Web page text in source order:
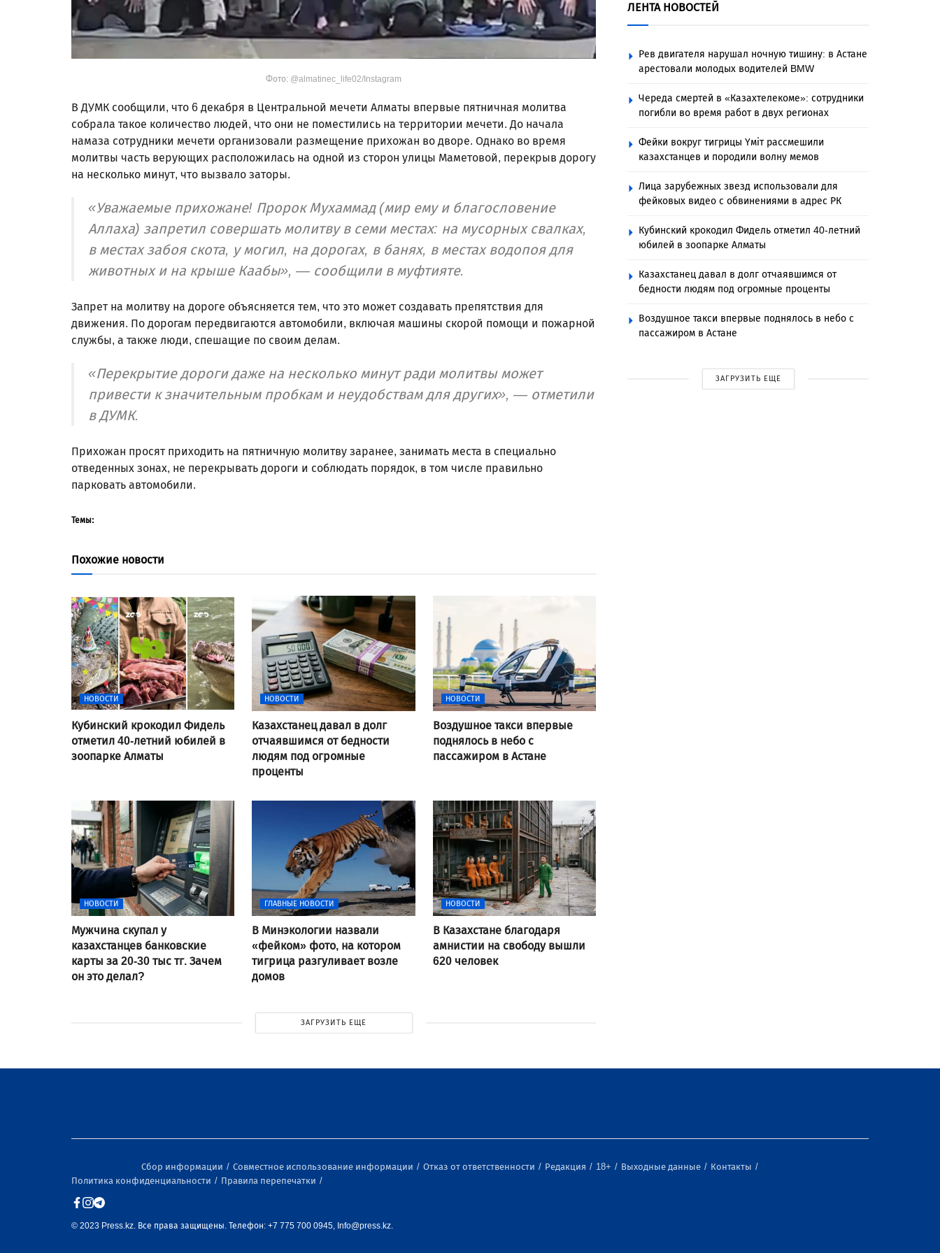
Фото: @almatinec_life02/Instagram
В ДУМК сообщили, что 6 декабря в Центральной мечети Алматы впервые пятничная молитва
собрала такое количество людей, что они не поместились на территории мечети. До начала
намаза сотрудники мечети организовали размещение прихожан во дворе. Однако во время
молитвы часть верующих расположилась на одной из сторон улицы Маметовой, перекрыв дорогу
на несколько минут, что вызвало заторы.
«Уважаемые прихожане! Пророк Мухаммад (мир ему и благословение
Аллаха) запретил совершать молитву в семи местах: на мусорных свалках,
в местах забоя скота, у могил, на дорогах, в банях, в местах водопоя для
животных и на крыше Каабы», — сообщили в муфтияте.
Запрет на молитву на дороге объясняется тем, что это может создавать препятствия для
движения. По дорогам передвигаются автомобили, включая машины скорой помощи и пожарной
службы, а также люди, спешащие по своим делам.
«Перекрытие дороги даже на несколько минут ради молитвы может
привести к значительным пробкам и неудобствам для других», — отметили
в ДУМК.
Прихожан просят приходить на пятничную молитву заранее, занимать места в специально
отведенных зонах, не перекрывать дороги и соблюдать порядок, в том числе правильно
парковать автомобили.
Темы:
Похожие новости
НОВОСТИ
Кубинский крокодил Фидель
отметил 40-летний юбилей в
зоопарке Алматы
НОВОСТИ
Казахстанец давал в долг
отчаявшимся от бедности
людям под огромные
проценты
НОВОСТИ
Воздушное такси впервые
поднялось в небо с
пассажиром в Астане
НОВОСТИ
Мужчина скупал у
казахстанцев банковские
карты за 20-30 тыс тг. Зачем
он это делал?
ГЛАВНЫЕ НОВОСТИ
В Минэкологии назвали
«фейком» фото, на котором
тигрица разгуливает возле
домов
НОВОСТИ
В Казахстане благодаря
амнистии на свободу вышли
620 человек
ЗАГРУЗИТЬ ЕЩЕ
ЛЕНТА НОВОСТЕЙ
Рев двигателя нарушал ночную тишину: в Астане
арестовали молодых водителей BMW
Череда смертей в «Казахтелекоме»: сотрудники
погибли во время работ в двух регионах
Фейки вокруг тигрицы Үміт рассмешили
казахстанцев и породили волну мемов
Лица зарубежных звезд использовали для
фейковых видео с обвинениями в адрес РК
Кубинский крокодил Фидель отметил 40-летний
юбилей в зоопарке Алматы
Казахстанец давал в долг отчаявшимся от
бедности людям под огромные проценты
Воздушное такси впервые поднялось в небо с
пассажиром в Астане
ЗАГРУЗИТЬ ЕЩЕ
Сбор информации Совместное использование информации Отказ от ответственности Редакция 18+ Выходные данные
Контакты
Политика конфиденциальности
Правила перепечатки
© 2023 Press.kz. Все права защищены. Телефон: +7 775 700 0945, Info@press.kz.